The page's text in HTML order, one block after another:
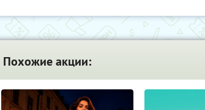
Похожие акции: